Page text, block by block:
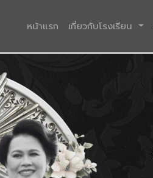
หน้าแรก (current)
เกี่ยวกับโรงเรียน